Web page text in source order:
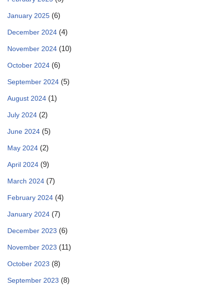
January 2025 (6)
December 2024 (4)
November 2024 (10)
October 2024 (6)
September 2024 (5)
August 2024 (1)
July 2024 (2)
June 2024 (5)
May 2024 (2)
April 2024 (9)
March 2024 (7)
February 2024 (4)
January 2024 (7)
December 2023 (6)
November 2023 (11)
October 2023 (8)
September 2023 (8)